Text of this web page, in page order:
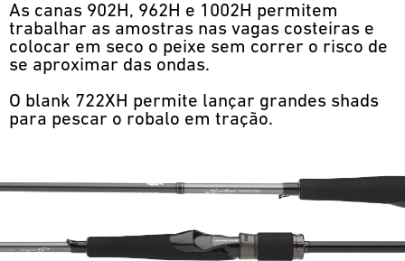
As canas 902H, 962H e 1002H permitem
trabalhar as amostras nas vagas costeiras e
colocar em seco o peixe sem correr o risco de
se aproximar das ondas.
O blank 722XH permite lançar grandes shads
para pescar o robalo em tração.